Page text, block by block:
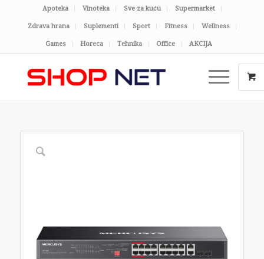
Apoteka Vinoteka Sve za kuću Supermarket
Zdrava hrana Suplementi Sport Fitness Wellness
Games Horeca Tehnika Office AKCIJA